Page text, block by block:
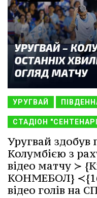
УРУГВАЙ
СТАДІОН
Уругвай здобув
Колумбією з
відео матчу ≻
КОНМЕБОЛ}
відео голів на